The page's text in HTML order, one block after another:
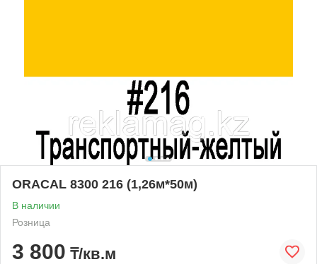
ORACAL 8300 216 (1,26м*50м)
В наличии
Розница
3 800 ₸/кв.м